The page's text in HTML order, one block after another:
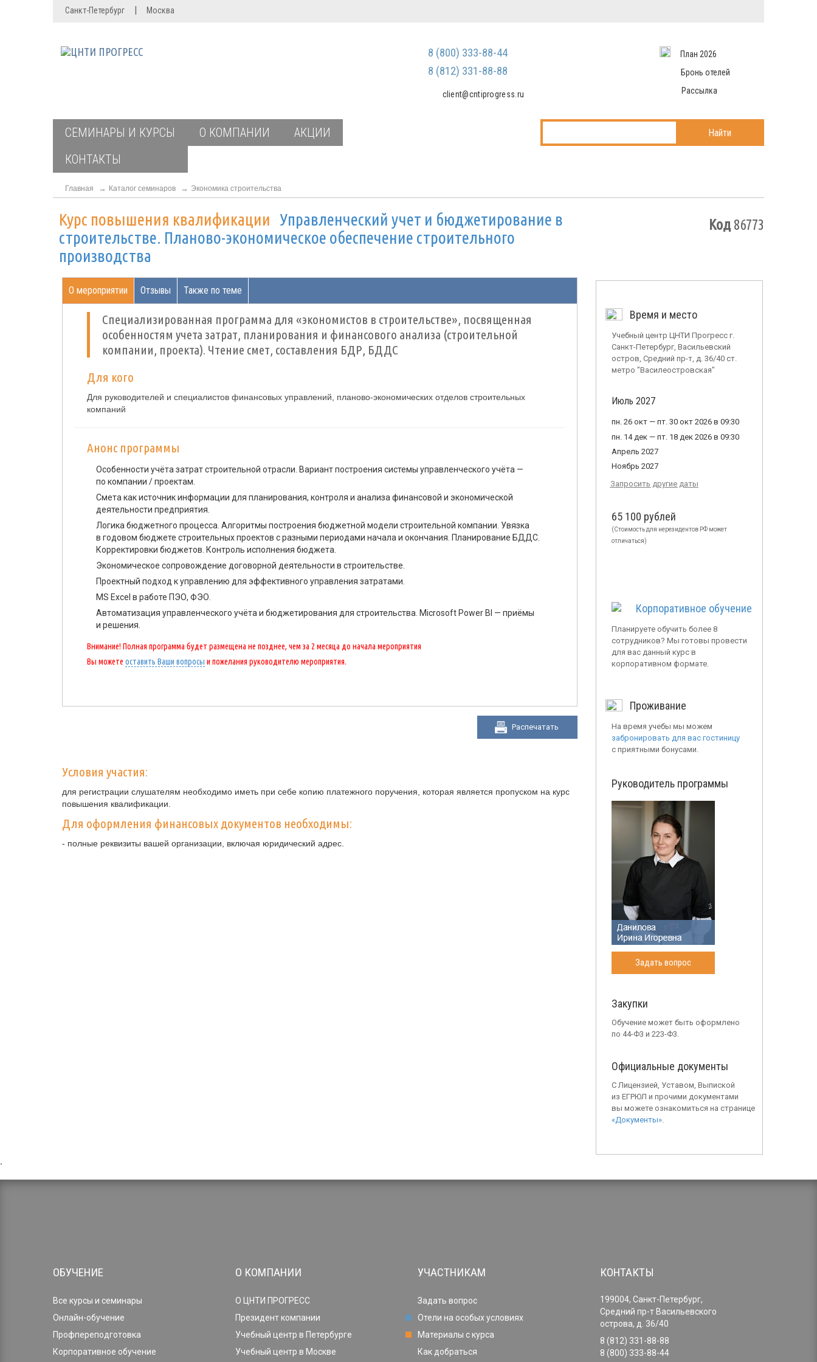
Мы не передаем ваши данные
спам
Запомнить меня
Войти в кабинет
Санкт-Петербург | Москва
8 (800) 333-88-44
8 (812) 331-88-88
client@cntiprogress.ru
План 2026
Бронь отелей
Рассылка
СЕМИНАРЫ И КУРСЫ О КОМПАНИИ
АКЦИИ
КОНТАКТЫ
Найти
Главная Каталог семинаров Экономика строительства
Курс повышения квалификации Управленческий учет и бюджетирование в
строительстве. Планово-экономическое обеспечение строительного
производства
Код86773
О мероприятии Отзывы Также по теме
Специализированная программа для «экономистов в строительстве», посвященная
особенностям учета затрат, планирования и финансового анализа (строительной
компании, проекта). Чтение смет, составления БДР, БДДС
Для кого
Для руководителей и специалистов финансовых управлений, планово-экономических отделов строительных
компаний
Анонс программы
Особенности учёта затрат строительной отрасли. Вариант построения системы управленческого учёта —
по компании / проектам.
Смета как источник информации для планирования, контроля и анализа финансовой и экономической
деятельности предприятия.
Логика бюджетного процесса. Алгоритмы построения бюджетной модели строительной компании. Увязка
в годовом бюджете строительных проектов с разными периодами начала и окончания. Планирование БДДС.
Корректировки бюджетов. Контроль исполнения бюджета.
Экономическое сопровождение договорной деятельности в строительстве.
Проектный подход к управлению для эффективного управления затратами.
MS Excel в работе ПЭО, ФЭО.
Автоматизация управленческого учёта и бюджетирования для строительства. Microsoft Power BI — приёмы
и решения.
Внимание! Полная программа будет размещена не позднее, чем за 2 месяца до начала мероприятия
Вы можете оставить Ваши вопросы и пожелания руководителю мероприятия.
Распечатать
Условия участия:
для регистрации слушателям необходимо иметь при себе копию платежного поручения, которая является пропуском на курс
повышения квалификации.
Для оформления финансовых документов необходимы:
- полные реквизиты вашей организации, включая юридический адрес.
Время и место
Учебный центр ЦНТИ Прогресс г.
Санкт-Петербург, Васильевский
остров, Средний пр-т, д. 36/40 ст.
метро "Василеостровская"
Июль 2027
пн. 26 окт — пт. 30 окт 2026 в 09:30
пн. 14 дек — пт. 18 дек 2026 в 09:30
Апрель 2027
Ноябрь 2027
Запросить другие даты
65 100 рублей
(Стоимость для нерезидентов РФ может
отличаться)
Корпоративное обучение
Планируете обучить более 8
сотрудников? Мы готовы провести
для вас данный курс в
корпоративном формате.
Проживание
На время учебы мы можем
забронировать для вас гостиницу
с приятными бонусами.
Руководитель программы
Задать вопрос
Закупки
Обучение может быть оформлено
по 44-Ф3 и 223-Ф3.
Официальные документы
С Лицензией, Уставом, Выпиской
из ЕГРЮЛ и прочими документами
вы можете ознакомиться на странице
«Документы».
ОБУЧЕНИЕ
Все курсы и семинары
Онлайн-обучение
Профпереподготовка
Корпоративное обучение
О КОМПАНИИ
О ЦНТИ ПРОГРЕСС
Президент компании
Учебный центр в Петербурге
Учебный центр в Москве
УЧАСТНИКАМ
Задать вопрос
Отели на особых условиях
Материалы с курса
Как добраться
КОНТАКТЫ
199004, Санкт-Петербург,
Средний пр-т Васильевского
острова, д. 36/40
8 (812) 331-88-88
8 (800) 333-88-44